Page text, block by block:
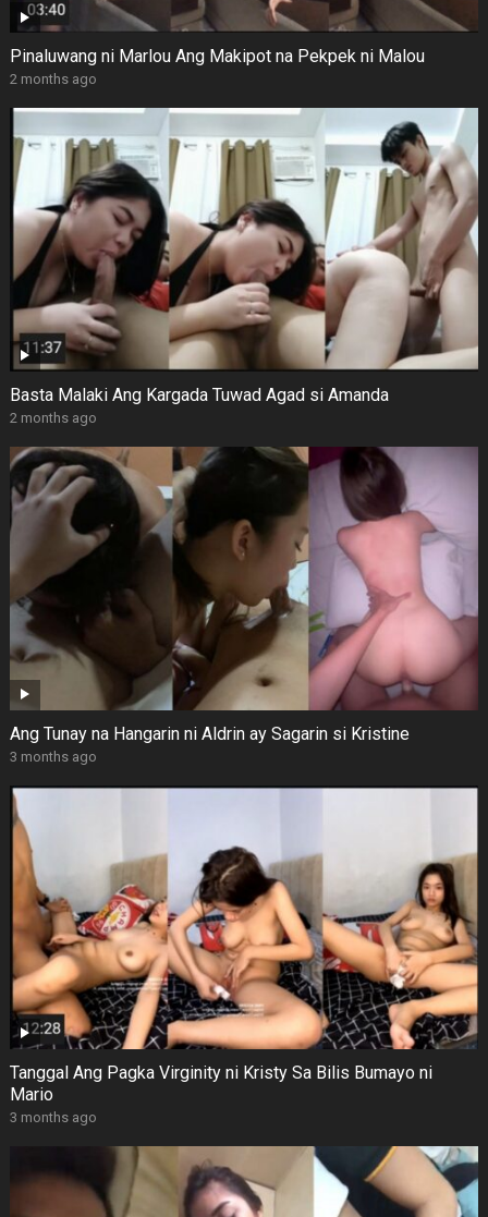
Pinaluwang ni Marlou Ang Makipot na Pekpek ni Malou
2 months ago
Basta Malaki Ang Kargada Tuwad Agad si Amanda
2 months ago
Ang Tunay na Hangarin ni Aldrin ay Sagarin si Kristine
3 months ago
Tanggal Ang Pagka Virginity ni Kristy Sa Bilis Bumayo ni
Mario
3 months ago